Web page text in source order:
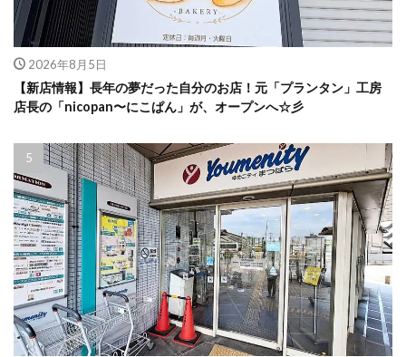
2026年8月5日
【新店情報】長年の夢だった自分のお店！元「プランタン」工房
店長の「nicopan〜にこぱん」が、オープンへ☆彡